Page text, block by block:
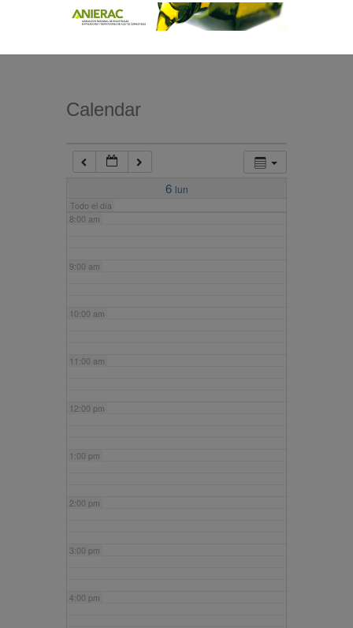
Calendar
6 lun
Todo el día
7:00 am
8:00 am
9:00 am
10:00 am
11:00 am
12:00 pm
1:00 pm
2:00 pm
3:00 pm
4:00 pm